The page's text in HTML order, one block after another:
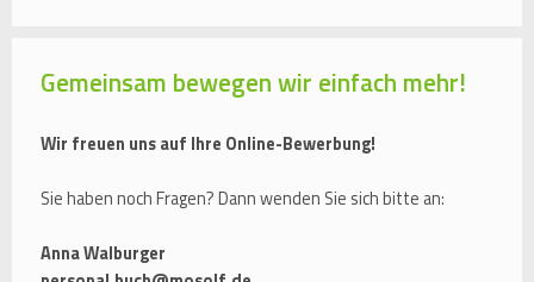
Gemeinsam bewegen wir einfach mehr!
Wir freuen uns auf Ihre Online-Bewerbung!
Sie haben noch Fragen? Dann wenden Sie sich bitte an:
Anna Walburger